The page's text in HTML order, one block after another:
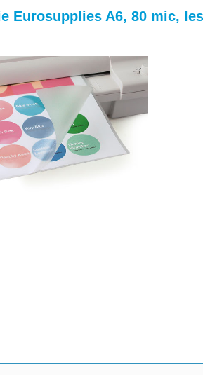
Eurosupplies A6, 80 mic,